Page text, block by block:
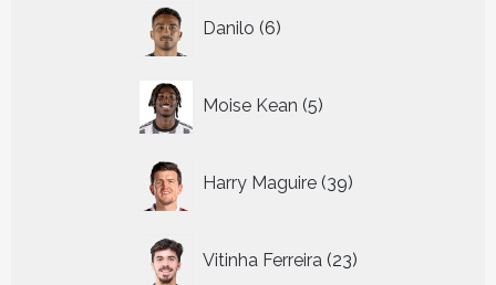
Danilo 6
producten
Moise Kean 5
producten
Harry Maguire 39
producten
Vitinha Ferreira 23
producten